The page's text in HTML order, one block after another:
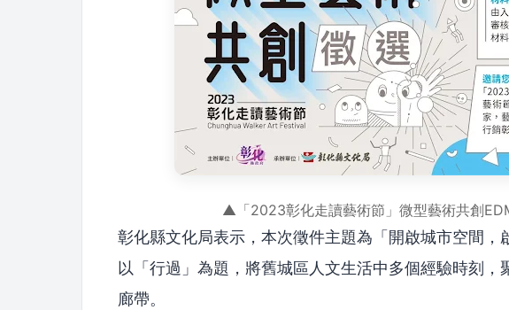
▲「2023彰化走讀藝術節」微型藝術共創
彰化縣文化局表示，本次徵件主題為「開啟城市空間，
以「行過」為題，將舊城區人文生活中多個經驗時刻
廊帶。